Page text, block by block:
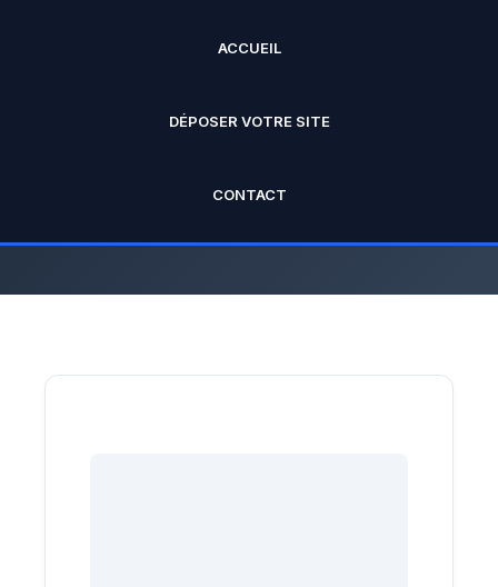
ACCUEIL
DÉPOSER VOTRE SITE
CONTACT
ANNUAIRE PRO